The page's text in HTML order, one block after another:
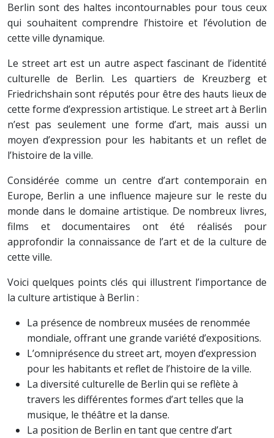
Berlin sont des haltes incontournables pour tous ceux
qui souhaitent comprendre l’histoire et l’évolution de
cette ville dynamique.
Le street art est un autre aspect fascinant de l’identité
culturelle de Berlin. Les quartiers de Kreuzberg et
Friedrichshain sont réputés pour être des hauts lieux de
cette forme d’expression artistique. Le street art à Berlin
n’est pas seulement une forme d’art, mais aussi un
moyen d’expression pour les habitants et un reflet de
l’histoire de la ville.
Considérée comme un centre d’art contemporain en
Europe, Berlin a une influence majeure sur le reste du
monde dans le domaine artistique. De nombreux livres,
films et documentaires ont été réalisés pour
approfondir la connaissance de l’art et de la culture de
cette ville.
Voici quelques points clés qui illustrent l’importance de
la culture artistique à Berlin :
La présence de nombreux musées de renommée
mondiale, offrant une grande variété d’expositions.
L’omniprésence du street art, moyen d’expression
pour les habitants et reflet de l’histoire de la ville.
La diversité culturelle de Berlin qui se reflète à
travers les différentes formes d’art telles que la
musique, le théâtre et la danse.
La position de Berlin en tant que centre d’art